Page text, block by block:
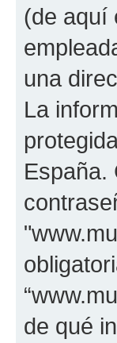
(de aquí
una
La
España.
de qué